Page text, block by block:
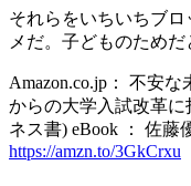
それらをいちいちブ
メだ。子どものため
Amazon.co.jp： 不安
からの大学入試改革
ネス書) eBook ： 佐藤
https://amzn.to/3GkCrxu